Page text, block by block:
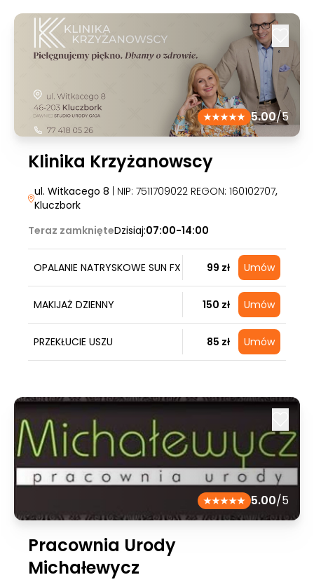
5.00/5
Klinika Krzyżanowscy
ul. Witkacego 8 | NIP: 7511709022 REGON: 160102707,
Kluczbork
Teraz zamknięteDzisiaj:07:00-14:00
OPALANIE NATRYSKOWE SUN FX 99 zł Umów
MAKIJAŻ DZIENNY 150 zł Umów
PRZEKŁUCIE USZU 85 zł Umów
5.00/5
Pracownia Urody
Michałewycz